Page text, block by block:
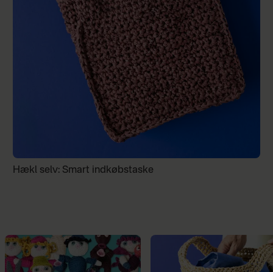
Hækl selv: Smart indkøbstaske